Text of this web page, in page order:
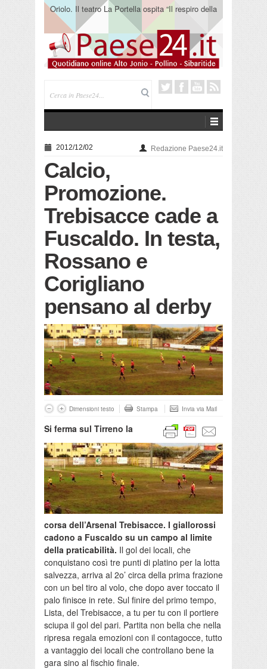
Oriolo. Il teatro La Portella ospita “Il respiro della
terra” del collettivo 365
2012/12/02 Redazione Paese24.it
Calcio,
Promozione.
Trebisacce cade a
Fuscaldo. In testa,
Rossano e
Corigliano
pensano al derby
Dimensioni testo Stampa Invia via Mail
Si ferma sul Tirreno la
corsa dell’Arsenal Trebisacce. I giallorossi
cadono a Fuscaldo su un campo al limite
della praticabilità. Il gol dei locali, che
conquistano così tre punti di platino per la lotta
salvezza, arriva al 2o’ circa della prima frazione
con un bel tiro al volo, che dopo aver toccato il
palo finisce in rete. Sul finire del primo tempo,
Lista, del Trebisacce, a tu per tu con il portiere
sciupa il gol del pari. Partita non bella che nella
ripresa regala emozioni con il contagocce, tutto
a vantaggio dei locali che controllano bene la
gara sino al fischio finale.